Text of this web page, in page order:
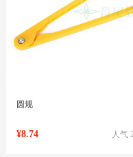
圆规
人气
¥8.74